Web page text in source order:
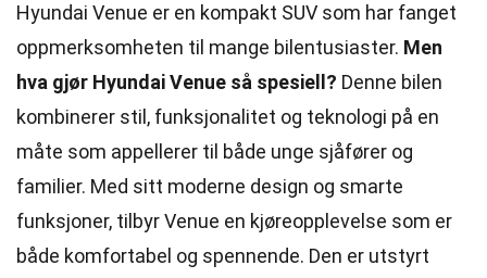
Hyundai Venue er en kompakt SUV som har fanget
oppmerksomheten til mange bilentusiaster. Men
hva gjør Hyundai Venue så spesiell? Denne bilen
kombinerer stil, funksjonalitet og teknologi på en
måte som appellerer til både unge sjåfører og
familier. Med sitt moderne design og smarte
funksjoner, tilbyr Venue en kjøreopplevelse som er
både komfortabel og spennende. Den er utstyrt